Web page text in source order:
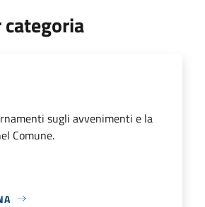
categoria
sugli avvenimenti e la
Comune.